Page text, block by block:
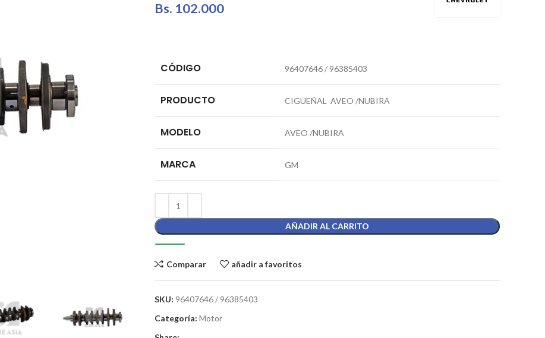
Bs. 102.000
CÓDIGO 96407646 / 96385403
PRODUCTO CIGÜEÑAL AVEO /NUBIRA
MODELO AVEO /NUBIRA
MARCA GM
AÑADIR AL CARRITO
Comparar añadir a favoritos
SKU: 96407646 / 96385403
Categoría: Motor